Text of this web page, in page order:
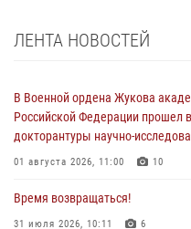
ЛЕНТА НОВОСТЕЙ
В Военной ордена Жукова
Российской Федерации
докторантуры научно-
01 августа 2026, 11:00 10
Время возвращаться!
31 июля 2026, 10:11 6